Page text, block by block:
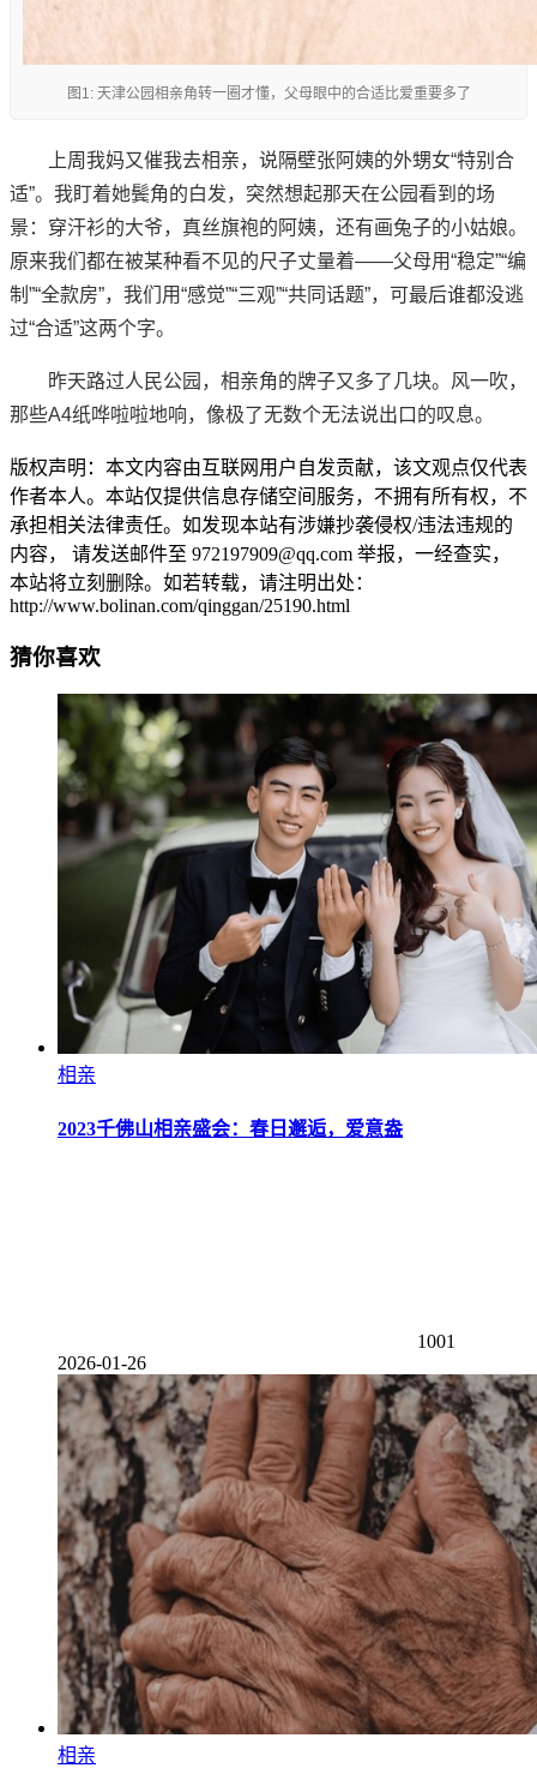
图1: 天津公园相亲角转一圈才懂，父母眼中的合适比爱重要多了
上周我妈又催我去相亲，说隔壁张阿姨的外甥女“特别合
适”。我盯着她鬓角的白发，突然想起那天在公园看到的场
景：穿汗衫的大爷，真丝旗袍的阿姨，还有画兔子的小姑娘。
原来我们都在被某种看不见的尺子丈量着——父母用“稳定”“编
制”“全款房”，我们用“感觉”“三观”“共同话题”，可最后谁都没逃
过“合适”这两个字。
昨天路过人民公园，相亲角的牌子又多了几块。风一吹，
那些A4纸哗啦啦地响，像极了无数个无法说出口的叹息。
版权声明：本文内容由互联网用户自发贡献，该文观点仅代表
作者本人。本站仅提供信息存储空间服务，不拥有所有权，不
承担相关法律责任。如发现本站有涉嫌抄袭侵权/违法违规的
内容， 请发送邮件至 972197909@qq.com 举报，一经查实，
本站将立刻删除。如若转载，请注明出处：
http://www.bolinan.com/qinggan/25190.html
猜你喜欢
相亲
2023千佛山相亲盛会：春日邂逅，爱意盎
1001
2026-01-26
相亲